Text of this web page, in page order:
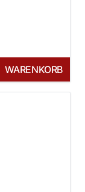
WARENKORB